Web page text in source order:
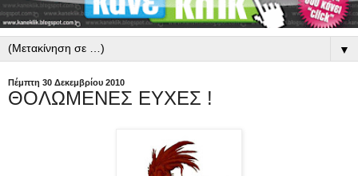
▼
Πέμπτη 30 Δεκεμβρίου 2010
ΘΟΛΩΜΕΝΕΣ ΕΥΧΕΣ !